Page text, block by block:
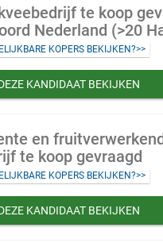
te koop
Nederland (>20
KOPERS BEKIJKEN?>>
KANDIDAAT BEKIJKEN
en
te koop gevraagd
KOPERS BEKIJKEN?>>
KANDIDAAT BEKIJKEN